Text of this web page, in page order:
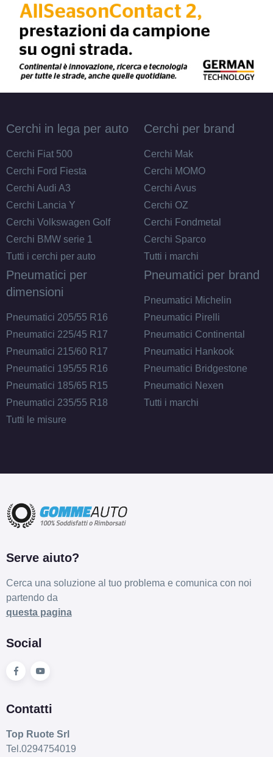
205/70 R15 96T
Disponibile
215/65 R15 96H
Cerchi in lega per auto
Cerchi Fiat 500
Cerchi Ford Fiesta
Cerchi Audi A3
Cerchi Lancia Y
Cerchi Volkswagen Golf
Cerchi BMW serie 1
Tutti i cerchi per auto
Cerchi per brand
Cerchi Mak
Cerchi MOMO
Cerchi Avus
Cerchi OZ
Cerchi Fondmetal
Cerchi Sparco
Tutti i marchi
Pneumatici per
dimensioni
Pneumatici 205/55 R16
Pneumatici 225/45 R17
Pneumatici 215/60 R17
Pneumatici 195/55 R16
Pneumatici 185/65 R15
Pneumatici 235/55 R18
Tutti le misure
Pneumatici per brand
Pneumatici Michelin
Pneumatici Pirelli
Pneumatici Continental
Pneumatici Hankook
Pneumatici Bridgestone
Pneumatici Nexen
Tutti i marchi
Serve aiuto?
Cerca una soluzione al tuo problema e comunica con noi
partendo da
questa pagina
Social
Contatti
Top Ruote Srl
Tel.0294754019